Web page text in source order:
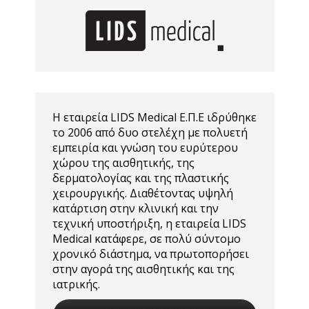
Η εταιρεία LIDS Medical Ε.Π.Ε ιδρύθηκε
το 2006 από δυο στελέχη με πολυετή
εμπειρία και γνώση του ευρύτερου
χώρου της αισθητικής, της
δερματολογίας και της πλαστικής
χειρουργικής. Διαθέτοντας υψηλή
κατάρτιση στην κλινική και την
τεχνική υποστήριξη, η εταιρεία LIDS
Medical κατάφερε, σε πολύ σύντομο
χρονικό διάστημα, να πρωτοπορήσει
στην αγορά της αισθητικής και της
ιατρικής.